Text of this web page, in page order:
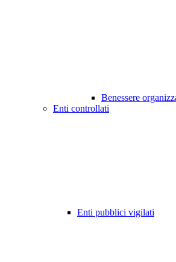
Benessere
Enti controllati
Enti pubblici vigilati